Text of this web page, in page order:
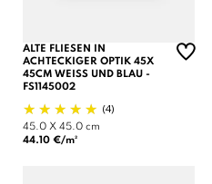
ALTE FLIESEN IN
ACHTECKIGER OPTIK 45X
45CM WEISS UND BLAU - F
S1145002
(4)
45.0 X 45.0 cm
44.10 €/m²